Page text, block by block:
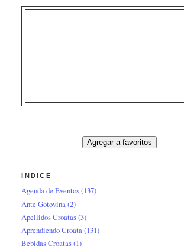
INDICE
Agenda de Eventos(137)
Ante Gotovina(2)
Apellidos Croatas(3)
Aprendiendo Croata(131)
Bebidas Croatas(1)